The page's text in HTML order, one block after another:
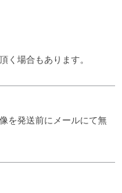
く場合もあります。
を発送前にメールにて無